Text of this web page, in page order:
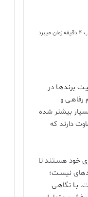
برندهـا در
رفاهـی و
بیشتر شده
دارند که
خود هسـتند تا
نیسـت؛
بـا نگاهـی